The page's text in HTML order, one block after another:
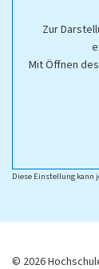
Zur
Mit Öffnen
Diese Einstellung kann
© 2026